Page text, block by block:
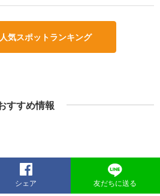
気スポットランキング
すすめ情報
シェア 友だちに送る